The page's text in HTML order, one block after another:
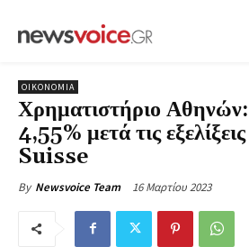
ΟΙΚΟΝΟΜΙΑ
Χρηματιστήριο
4,55% μετά τις
Suisse
By Newsvoice Team 16 Μαρτίου 2023